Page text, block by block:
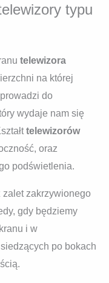
typu
telewizora
na której
do
wydaje nam się
telewizorów
oraz
podświetlenia.
zalet zakrzywionego
gdy będziemy
i w
po bokach